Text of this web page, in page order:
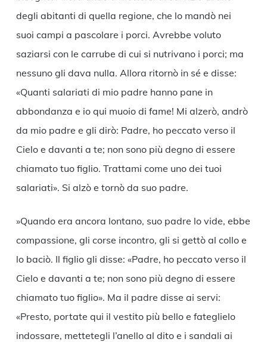
degli abitanti di quella regione, che lo mandò nei
suoi campi a pascolare i porci. Avrebbe voluto
saziarsi con le carrube di cui si nutrivano i porci; ma
nessuno gli dava nulla. Allora ritornò in sé e disse:
«Quanti salariati di mio padre hanno pane in
abbondanza e io qui muoio di fame! Mi alzerò, andrò
da mio padre e gli dirò: Padre, ho peccato verso il
Cielo e davanti a te; non sono più degno di essere
chiamato tuo figlio. Trattami come uno dei tuoi
salariati». Si alzò e tornò da suo padre.
»Quando era ancora lontano, suo padre lo vide, ebbe
compassione, gli corse incontro, gli si gettò al collo e
lo baciò. Il figlio gli disse: «Padre, ho peccato verso il
Cielo e davanti a te; non sono più degno di essere
chiamato tuo figlio». Ma il padre disse ai servi:
«Presto, portate qui il vestito più bello e fateglielo
indossare, mettetegli l’anello al dito e i sandali ai